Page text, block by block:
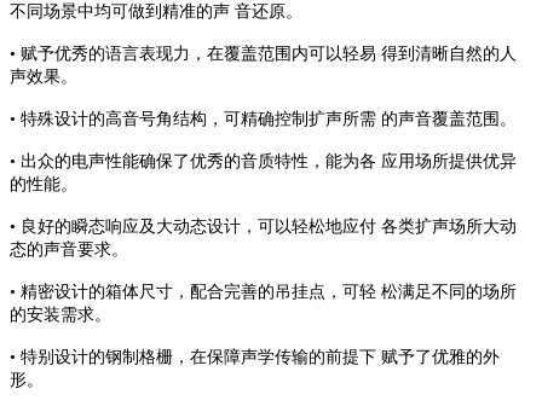
不同场景中均可做到精准的声 音还原。
• 赋予优秀的语言表现力，在覆盖范围内可以轻易 得到清晰自然的人
声效果。
• 特殊设计的高音号角结构，可精确控制扩声所需 的声音覆盖范围。
• 出众的电声性能确保了优秀的音质特性，能为各 应用场所提供优异
的性能。
• 良好的瞬态响应及大动态设计，可以轻松地应付 各类扩声场所大动
态的声音要求。
• 精密设计的箱体尺寸，配合完善的吊挂点，可轻 松满足不同的场所
的安装需求。
• 特别设计的钢制格栅，在保障声学传输的前提下 赋予了优雅的外
形。